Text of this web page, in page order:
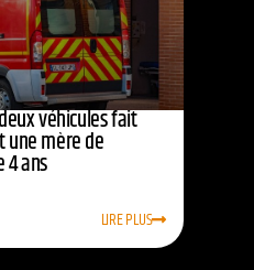
véhicules fait
une mère de
ans
LIRE PLUS